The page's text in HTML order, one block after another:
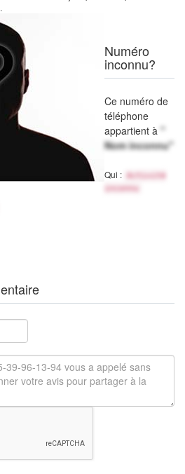
Numéro
inconnu?
Ce numéro de
téléphone
appartient à "
Nom inconnu"
Qui :
Activité
inconnu